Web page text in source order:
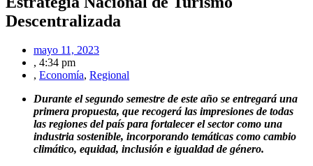
Descentralizada
mayo 11, 2023
, 4:34 pm
, Economía, Regional
Durante el segundo semestre de este año se entregará una
primera propuesta, que recogerá las impresiones de todas
las regiones del país para fortalecer el sector como una
industria sostenible, incorporando temáticas como cambio
climático, equidad, inclusión e igualdad de género.